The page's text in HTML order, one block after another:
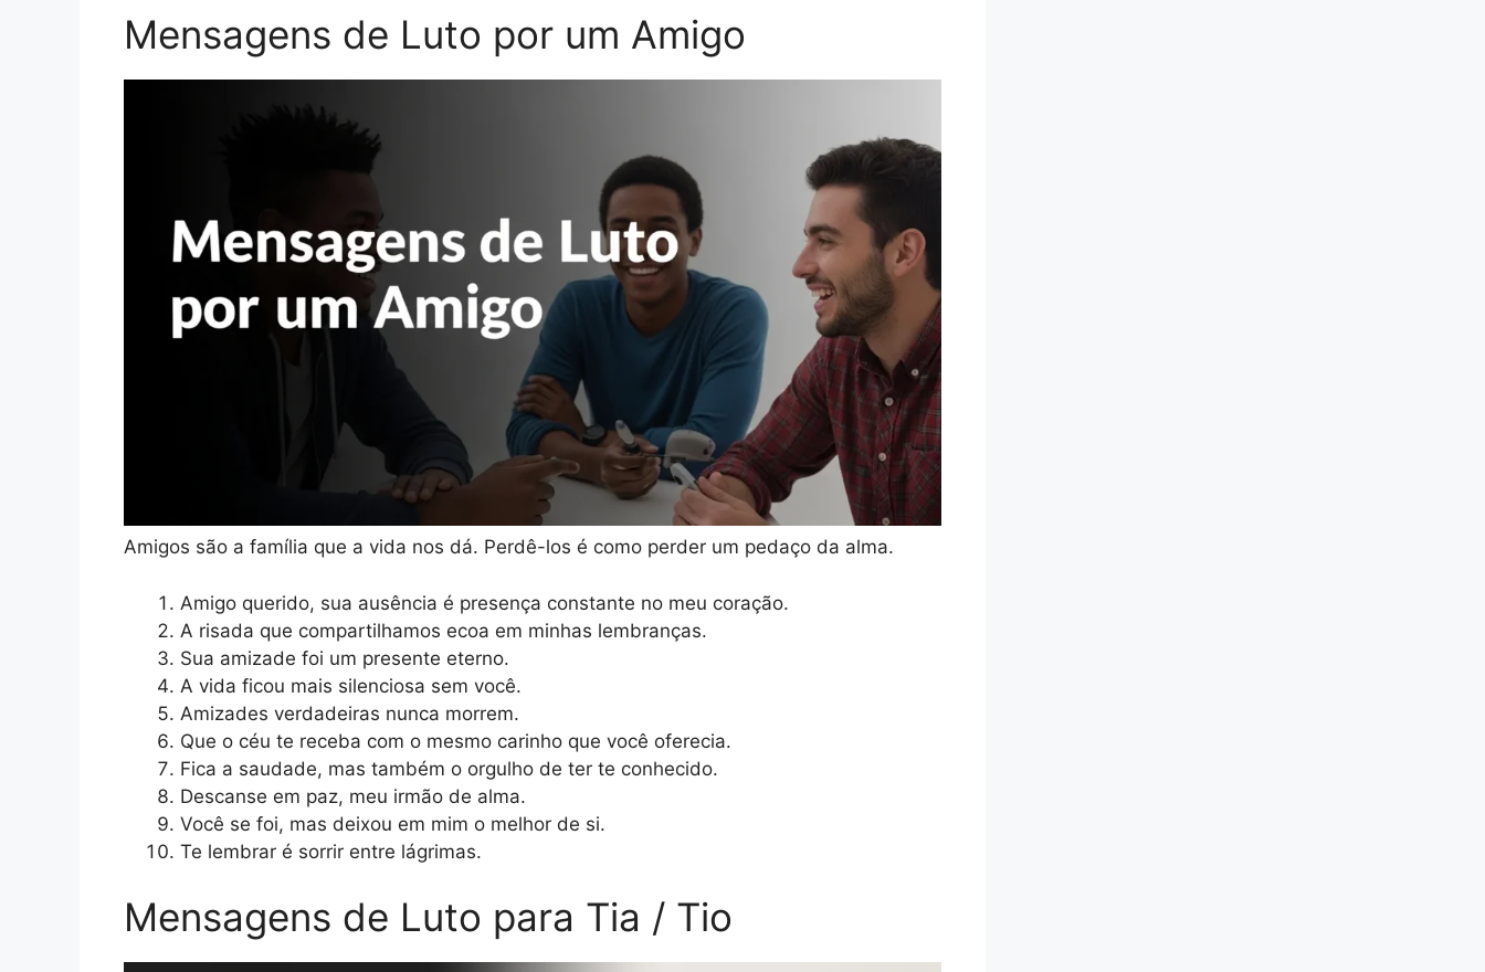
Mensagens de Luto por um Amigo
Amigos são a família que a vida nos dá. Perdê-los é como perder um pedaço da alma.
Amigo querido, sua ausência é presença constante no meu coração.
A risada que compartilhamos ecoa em minhas lembranças.
Sua amizade foi um presente eterno.
A vida ficou mais silenciosa sem você.
Amizades verdadeiras nunca morrem.
Que o céu te receba com o mesmo carinho que você oferecia.
Fica a saudade, mas também o orgulho de ter te conhecido.
Descanse em paz, meu irmão de alma.
Você se foi, mas deixou em mim o melhor de si.
Te lembrar é sorrir entre lágrimas.
Mensagens de Luto para Tia / Tio